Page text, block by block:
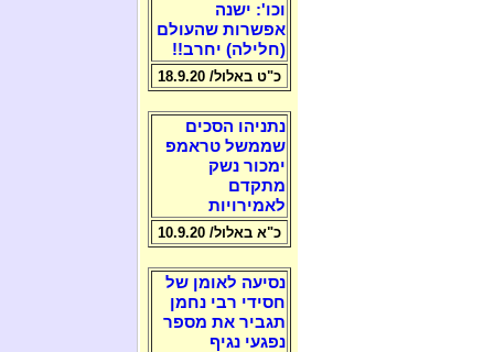
וכו': ישנה
אפשרות שהעולם
(חלילה) יחרב!!
כ"ט באלול/ 18.9.20
נתניהו הסכים
שממשל טראמפ
ימכור נשק
מתקדם
לאמירויות
כ"א באלול/ 10.9.20
נסיעה לאומן של
חסידי רבי נחמן
תגביר את מספר
נפגעי נגיף